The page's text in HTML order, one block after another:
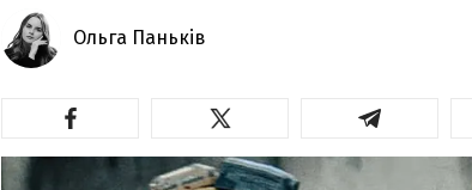
Ольга Паньків